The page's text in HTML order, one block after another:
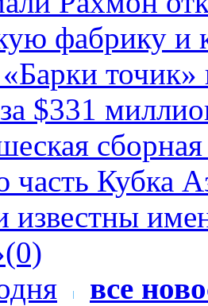
фабрику и
$331
часть Кубка
известны
(0)
все